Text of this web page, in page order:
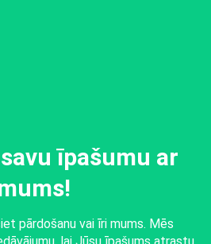
īpašumu ar
pārdošanu vai īri mums. Mēs